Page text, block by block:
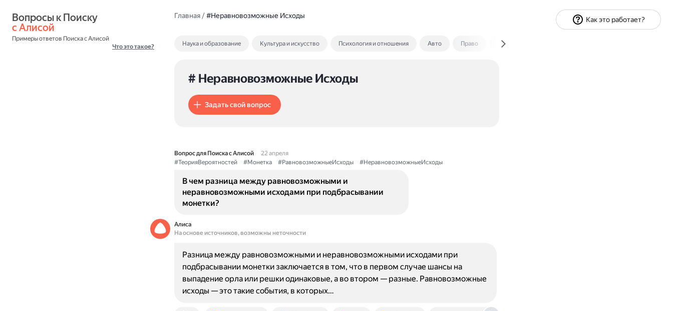
с Алисой
Примеры ответов Поиска с Алисой
Что это такое?
Главная/#Неравновозможные Исходы
Наука и образование Культура и искусство Психология и отношения Авто Право Экономика и финансы
# Неравновозможные Исходы
Задать свой вопрос
Вопрос для Поиска с Алисой
22 апреля
#ТеорияВероятностей
#Монетка #РавновозможныеИсходы #НеравновозможныеИсходы
В чем разница между равновозможными и
неравновозможными исходами при подбрасывании
монетки?
Алиса
На основе источников, возможны неточности
Разница между равновозможными и неравновозможными исходами при
подбрасывании монетки заключается в том, что в первом случае шансы на
выпадение орла или решки одинаковые, а во втором — разные. Равновозможные
исходы — это такие события, в которых…
Как это работает?